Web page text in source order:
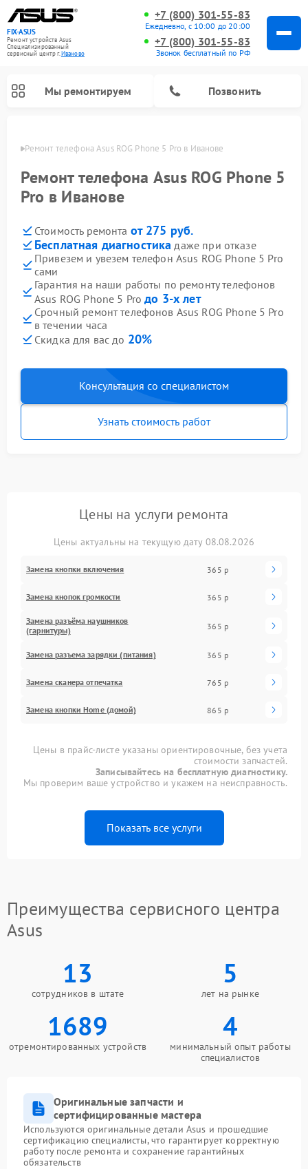
FIX-ASUS
Ремонт устройств Asus
Специализированный
cервисный центр г.Иваново
+7 (800) 301-55-83
Ежедневно, с 10:00 до 20:00
+7 (800) 301-55-83
Звонок бесплатный по РФ
Мы ремонтируем Позвонить
Ремонт телефона Asus ROG Phone 5 Pro в Иванове
Ремонт телефона Asus ROG Phone 5
Pro в Иванове
Стоимость ремонта от 275 руб.
Бесплатная диагностика даже при отказе
Привезем и увезем телефон Asus ROG Phone 5 Pro
сами
Гарантия на наши работы по ремонту телефонов
Asus ROG Phone 5 Proдо 3-х лет
Срочный ремонт телефонов Asus ROG Phone 5 Pro
в течении часа
Скидка для вас до 20%
Консультация со специалистом
Узнать стоимость работ
Цены на услуги ремонта
Цены актуальны на текущую дату 08.08.2026
Замена кнопки включения 365 р
Замена кнопок громкости 365 р
Замена разъёма наушников
(гарнитуры)
365 р
Замена разъема зарядки (питания) 365 р
Замена сканера отпечатка 765 р
Замена кнопки Home (домой) 865 р
Цены в прайс-листе указаны ориентировочные, без учета
стоимости запчастей.
Записывайтесь на бесплатную диагностику.
Мы проверим ваше устройство и укажем на неисправность.
Показать все услуги
Преимущества сервисного центра
Asus
13
сотрудников в штате
5
лет на рынке
1689
отремонтированных устройств
4
минимальный опыт работы
специалистов
Оригинальные запчасти и
сертифицированные мастера
Используются оригинальные детали Asus и прошедшие
сертификацию специалисты, что гарантирует корректную
работу после ремонта и сохранение гарантийных
обязательств